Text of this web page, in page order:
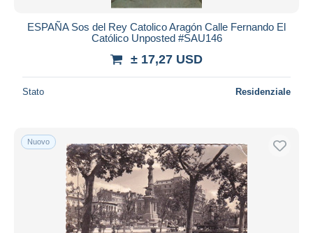
ESPAÑA Sos del Rey Catolico Aragón Calle Fernando El
Católico Unposted #SAU146
± 17,27 USD
Stato Residenziale
Nuovo